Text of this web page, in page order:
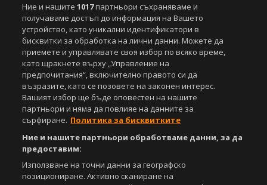
Copyright © 2007-2026 Агенция Спортал. Всички права запазени.
Този уебсайт е собственост наSportal Media Group
За нас Екип За рекламa
Общи условия
Етични правила на НСС
Лични данни
Управление на предпочитания
Съдържанието на този уеб сайт и технологиите, използвани в него, са
под закрила на Закона за авторското право и сродните му права.
Всички статии, репортажи, интервюта и други текстови, графични и
видео материали, публикувани в сайта, са собственост на Агенция
Спортал, освен ако изрично е посочено друго. Допуска се
Агенция Спортал, посочване на източника и добавяне на линк към
www.sportal.bg. Използването на графични и видео материали,
Ние и нашите1017партньори съхраняваме и
получаваме достъп до информация на Вашето
устройство, като уникални идентификатори в
бисквитки за обработка на лични данни. Можете да
приемете и управлявате своя избор по всяко време,
като щракнете върху „Управление на
предпочитания“, включително правото си да
възразите, като се позовете на законен интерес.
Вашият избор ще бъде оповестен на нашите
партньори и няма да повлияе на данните за
сърфиране. Политика за бисквитките
Ние и нашите партньори обработваме данни, за да
предоставим:
Използване на точни данни за географско
позициониране. Активно сканиране на